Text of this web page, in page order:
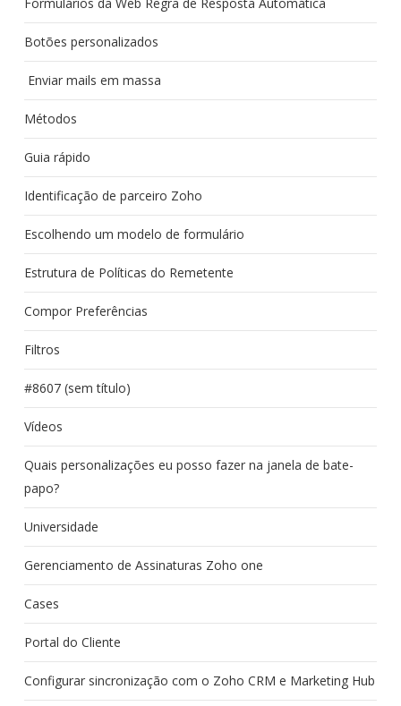
Botões personalizados
Enviar mails em massa
Métodos
Guia rápido
Identificação de parceiro Zoho
Escolhendo um modelo de formulário
Estrutura de Políticas do Remetente
Compor Preferências
Filtros
#8607 (sem título)
Vídeos
Quais personalizações eu posso fazer na janela de bate-
papo?
Universidade
Gerenciamento de Assinaturas Zoho one
Cases
Portal do Cliente
Configurar sincronização com o Zoho CRM e Marketing Hub